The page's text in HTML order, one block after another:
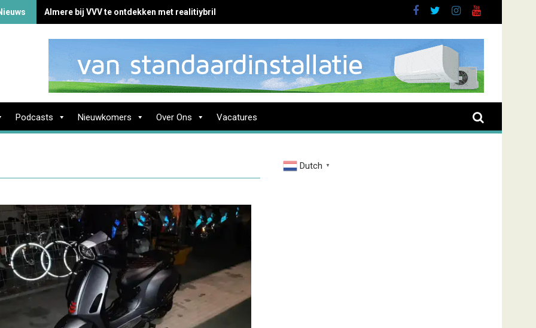
Almere bij VVV te ontdekken met realitiybril
Podcasts Nieuwkomers Over Ons Vacatures
Dutch ▼